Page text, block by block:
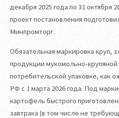
декабря 2025 года по 31 октября
проект постановления
Минпромторг.
Обязательная маркировка круп,
продукции мукомольно-
потребительской упаковке, как
РФ с 1 марта 2026 года. Под
картофель быстрого
завтрака (в том числе не